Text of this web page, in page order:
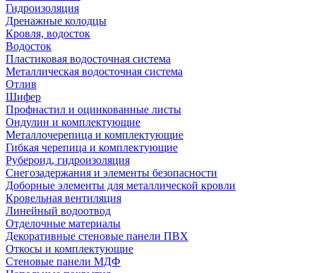
Гидроизоляция
Дренажные колодцы
Кровля, водосток
Водосток
Пластиковая водосточная система
Металлическая водосточная система
Отлив
Шифер
Профнастил и оцинкованные листы
Ондулин и комплектующие
Металлочерепица и комплектующие
Гибкая черепица и комплектующие
Рубероид, гидроизоляция
Снегозадержания и элементы безопасности
Доборные элементы для металлической кровли
Кровельная вентиляция
Линейный водоотвод
Отделочные материалы
Декоративные стеновые панели ПВХ
Откосы и комплектующие
Стеновые панели МДФ